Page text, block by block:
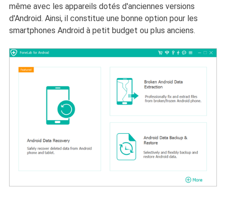
même avec les appareils dotés d'anciennes versions
d'Android. Ainsi, il constitue une bonne option pour les
smartphones Android à petit budget ou plus anciens.